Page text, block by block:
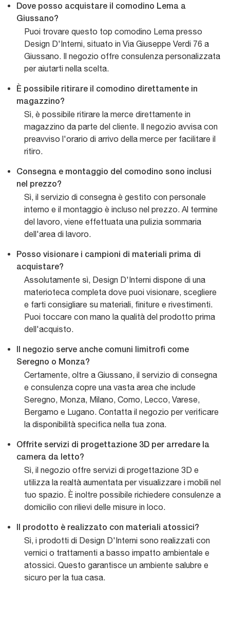
Dove posso acquistare il comodino Lema a
Giussano?
Puoi trovare questo top comodino Lema presso
Design D'Interni, situato in Via Giuseppe Verdi 76 a
Giussano. Il negozio offre consulenza personalizzata
per aiutarti nella scelta.
È possibile ritirare il comodino direttamente in
magazzino?
Sì, è possibile ritirare la merce direttamente in
magazzino da parte del cliente. Il negozio avvisa con
preavviso l'orario di arrivo della merce per facilitare il
ritiro.
Consegna e montaggio del comodino sono inclusi
nel prezzo?
Sì, il servizio di consegna è gestito con personale
interno e il montaggio è incluso nel prezzo. Al termine
del lavoro, viene effettuata una pulizia sommaria
dell'area di lavoro.
Posso visionare i campioni di materiali prima di
acquistare?
Assolutamente sì, Design D'Interni dispone di una
materioteca completa dove puoi visionare, scegliere
e farti consigliare su materiali, finiture e rivestimenti.
Puoi toccare con mano la qualità del prodotto prima
dell'acquisto.
Il negozio serve anche comuni limitrofi come
Seregno o Monza?
Certamente, oltre a Giussano, il servizio di consegna
e consulenza copre una vasta area che include
Seregno, Monza, Milano, Como, Lecco, Varese,
Bergamo e Lugano. Contatta il negozio per verificare
la disponibilità specifica nella tua zona.
Offrite servizi di progettazione 3D per arredare la
camera da letto?
Sì, il negozio offre servizi di progettazione 3D e
utilizza la realtà aumentata per visualizzare i mobili nel
tuo spazio. È inoltre possibile richiedere consulenze a
domicilio con rilievi delle misure in loco.
Il prodotto è realizzato con materiali atossici?
Sì, i prodotti di Design D'Interni sono realizzati con
vernici o trattamenti a basso impatto ambientale e
atossici. Questo garantisce un ambiente salubre e
sicuro per la tua casa.